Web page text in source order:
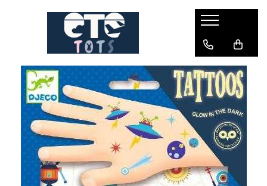
CĂRUCIOARE & SCAUNE AUTO
cărucioare YOYO
cărucioare NUNA
cărucioare U-GROW
scaune auto pentru avion
accesorii cărucioare
accesorii scaun auto
accesorii scaun avion